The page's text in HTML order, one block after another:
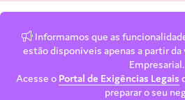
Informamos que as
estão disponíveis apenas a partir da
Empresarial.
Acesse o Portal de Exigências Legais
preparar o seu